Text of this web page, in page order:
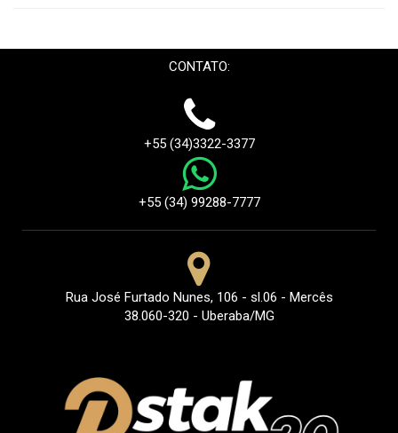
CONTATO:
+55 (34)3322-3377
+55 (34) 99288-7777
Rua José Furtado Nunes, 106 - sl.06 - Mercês
38.060-320 - Uberaba/MG